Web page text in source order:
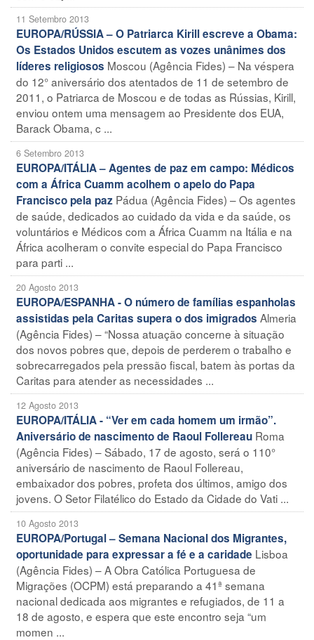
11 Setembro 2013
EUROPA/RÚSSIA – O Patriarca Kirill escreve a Obama:
Os Estados Unidos escutem as vozes unânimes dos
líderes religiosos Moscou (Agência Fides) – Na véspera
do 12° aniversário dos atentados de 11 de setembro de
2011, o Patriarca de Moscou e de todas as Rússias, Kirill,
enviou ontem uma mensagem ao Presidente dos EUA,
Barack Obama, c ...
6 Setembro 2013
EUROPA/ITÁLIA – Agentes de paz em campo: Médicos
com a África Cuamm acolhem o apelo do Papa
Francisco pela paz Pádua (Agência Fides) – Os agentes
de saúde, dedicados ao cuidado da vida e da saúde, os
voluntários e Médicos com a África Cuamm na Itália e na
África acolheram o convite especial do Papa Francisco
para parti ...
20 Agosto 2013
EUROPA/ESPANHA - O número de famílias espanholas
assistidas pela Caritas supera o dos imigrados Almeria
(Agência Fides) – “Nossa atuação concerne à situação
dos novos pobres que, depois de perderem o trabalho e
sobrecarregados pela pressão fiscal, batem às portas da
Caritas para atender as necessidades ...
12 Agosto 2013
EUROPA/ITÁLIA - “Ver em cada homem um irmão”.
Aniversário de nascimento de Raoul Follereau Roma
(Agência Fides) – Sábado, 17 de agosto, será o 110°
aniversário de nascimento de Raoul Follereau,
embaixador dos pobres, profeta dos últimos, amigo dos
jovens. O Setor Filatélico do Estado da Cidade do Vati ...
10 Agosto 2013
EUROPA/Portugal – Semana Nacional dos Migrantes,
oportunidade para expressar a fé e a caridade Lisboa
(Agência Fides) – A Obra Católica Portuguesa de
Migrações (OCPM) está preparando a 41ª semana
nacional dedicada aos migrantes e refugiados, de 11 a
18 de agosto, e espera que este encontro seja “um
momen ...